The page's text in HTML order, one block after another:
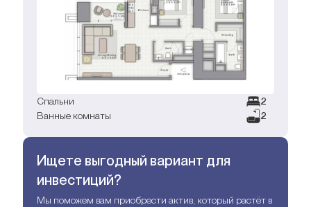
Спальни
2
Ванные комнаты
2
Ищете выгодный вариант для
инвестиций?
Мы поможем вам приобрести актив, который растёт в